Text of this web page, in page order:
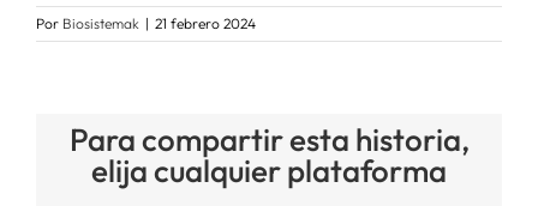
Por Biosistemak | 21 febrero 2024
Para compartir esta historia,
elija cualquier plataforma